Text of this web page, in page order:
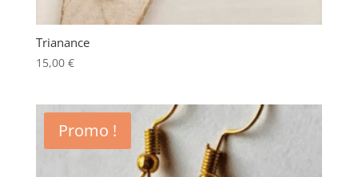
Trianance
15,00 €
Promo !